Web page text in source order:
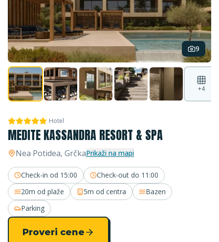
9
+4
Hotel
MEDITE KASSANDRA RESORT & SPA
Nea Potidea, GrčkaPrikaži na mapi
Check-in od 15:00 Check-out do 11:00
20m od plaže 5m od centra
Bazen
Parking
Proveri cene